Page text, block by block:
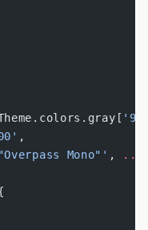
,
Mono"' , ...